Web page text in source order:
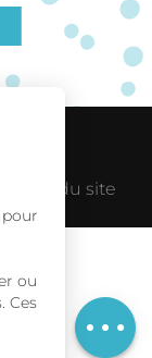
Horaires
utiles
Plan du site
ou
Ces